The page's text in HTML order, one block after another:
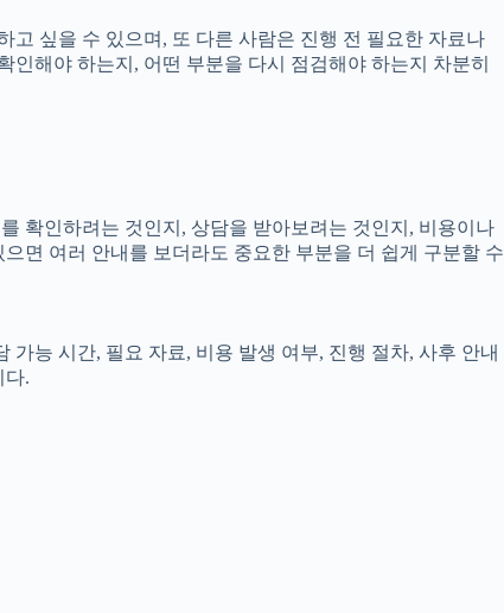
고 싶을 수 있으며, 또 다른 사람은 진행 전 필요한 자료나
인해야 하는지, 어떤 부분을 다시 점검해야 하는지 차분히
확인하려는 것인지, 상담을 받아보려는 것인지, 비용이나
면 여러 안내를 보더라도 중요한 부분을 더 쉽게 구분할 수
능 시간, 필요 자료, 비용 발생 여부, 진행 절차, 사후 안내
다.